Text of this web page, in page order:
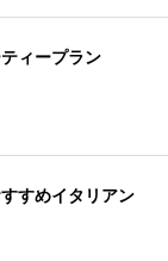
ィープラン
すめイタリアン